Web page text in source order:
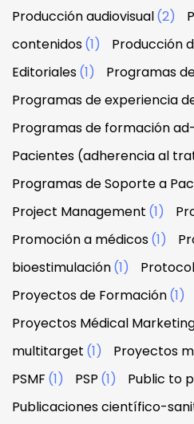
Producción audiovisual(2)
contenidos(1) Producción
Editoriales(1) Programas
Programas de experiencia
Programas de formación
Pacientes (adherencia al
Programas de Soporte a
Project Management (1)
Promoción a médicos(1)
bioestimulación(1)
Proyectos de Formación(1)
Proyectos Médical
multitarget (1) Proyectos
PSMF (1) PSP (1) Public to
Publicaciones científico-